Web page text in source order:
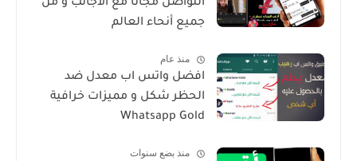
التواصل مجانا مع الأجانب و من
جميع أنحاء العالم
منذ عام
افضل واتس اب معدل ضد
الحظر شكل و مميزات خرافية
Whatsapp Gold
منذ بضع سنوات